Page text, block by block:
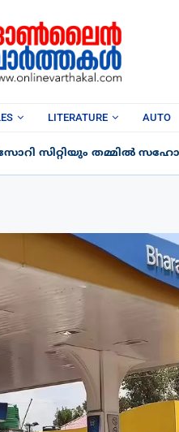
LITERATURE AUTO
സിറ്റിയും തമ്മിൽ